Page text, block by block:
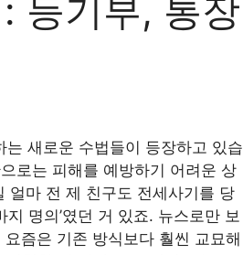
등기부, 통장
새로운 수법들이 등장하고 있습
로는 피해를 예방하기 어려운 상
얼마 전 제 친구도 전세사기를 당
명의’였던 거 있죠. 뉴스로만 보
즘은 기존 방식보다 훨씬 교묘해